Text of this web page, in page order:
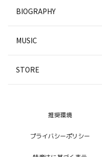
BIOGRAPHY
MUSIC
STORE
推奨環境
プライバシーポリシー